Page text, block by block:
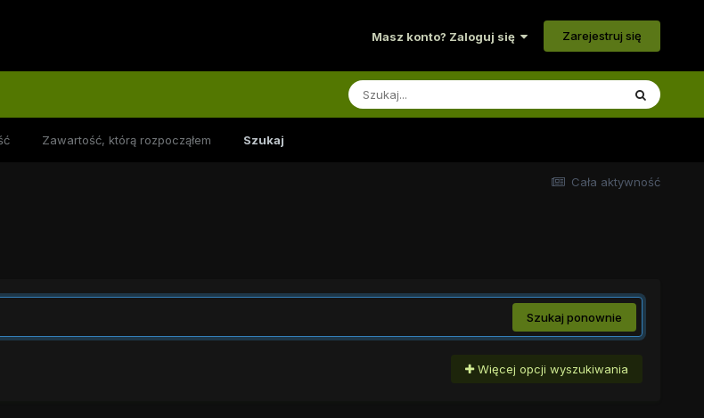
Masz konto? Zaloguj się Zarejestruj się
Zawartość, którą rozpocząłem Szukaj
Cała aktywność
Szukaj ponownie
Więcej opcji wyszukiwania